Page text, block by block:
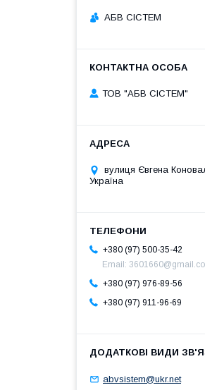
АБВ СІСТЕМ
ТОВ "АБВ СІСТЕМ"
вулиця Євгена
Україна
+380 (97) 500-35-42
Email:
+380 (97) 976-89-56
+380 (97) 911-96-69
abvsistem@ukr.net